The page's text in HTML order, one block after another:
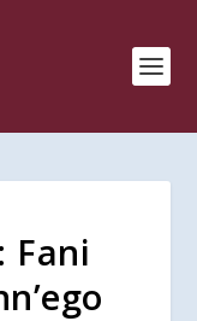
Fani